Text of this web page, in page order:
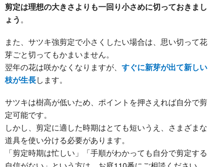
剪定は理想の大きさよりも一回り小さめに切っておきまし
ょう。
また、サツキ強剪定で小さくしたい場合は、思い切って花
芽ごと切ってもかまいません。
翌年の花は咲かなくなりますが、 すぐに新芽が出て新しい
枝が生長します。
サツキは樹高が低いため、ポイントを押さえれば自分で剪
定可能です。
しかし、剪定に適した時期はとても短いうえ、さまざまな
道具を使い分ける必要があります。
「剪定時期は忙しい」「手順がわかっても自分で剪定する